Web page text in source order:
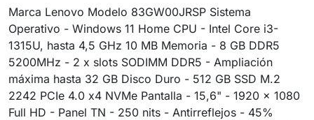
Marca Lenovo Modelo 83GW00JRSP Sistema
Operativo - Windows 11 Home CPU - Intel Core i3-
1315U, hasta 4,5 GHz 10 MB Memoria - 8 GB DDR5
5200MHz - 2 x slots SODIMM DDR5 - Ampliación
máxima hasta 32 GB Disco Duro - 512 GB SSD M.2
2242 PCIe 4.0 x4 NVMe Pantalla - 15,6" - 1920 x 1080
Full HD - Panel TN - 250 nits - Antirreflejos - 45%